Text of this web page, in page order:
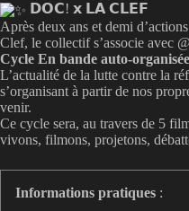
𝗗𝗢𝗖! 𝘅 𝗟𝗔 𝗖𝗟𝗘𝗙
Après deux ans et demi
Clef, le collectif s’associe avec
Cycle En bande auto-
L’actualité de la lutte contre la
s’organisant à partir de nos
venir.
Ce cycle sera, au travers de 5
vivons, filmons, projetons,
Informations pratiques :